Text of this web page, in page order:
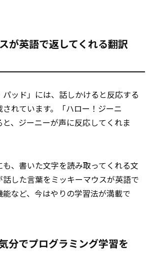
が英語で返してくれる翻訳
パッド」には、話しかけると反応する
れています。「ハロー！ジーニ
、ジーニーが声に反応してくれま
も、書いた文字を読み取ってくれる文
した言葉をミッキーマウスが英語で
など、今はやりの学習法が満載で
分でプログラミング学習を